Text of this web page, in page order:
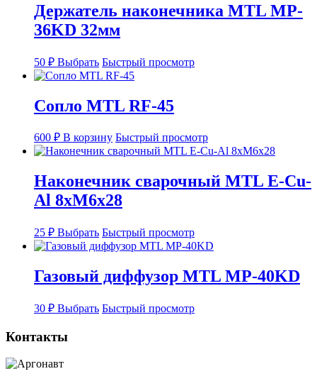
Держатель наконечника MTL MP-
36KD 32мм
50 ₽ Выбрать Этот
товар
имеет
несколько
вариаций.
можно
выбрать
товара.
Быстрый просмотр
Сопло MTL RF-45
600 ₽ В корзину Быстрый просмотр
Наконечник сварочный MTL E-Cu-
Al 8xM6x28
25 ₽ Выбрать Этот
товар
имеет
несколько
вариаций.
можно
Быстрый просмотр
Газовый диффузор MTL MP-40KD
30 ₽ Выбрать Этот
товар
Быстрый просмотр
Контакты